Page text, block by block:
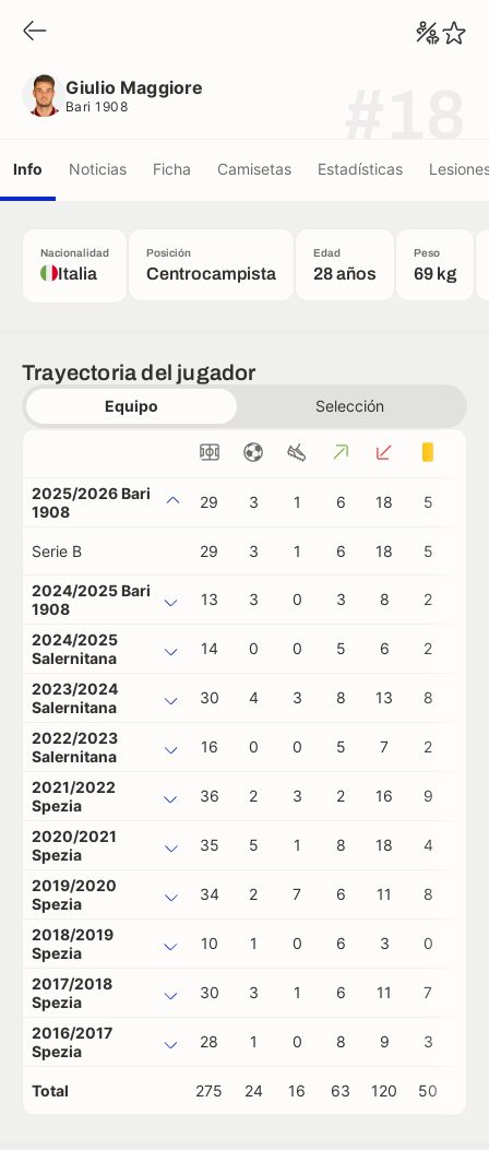
Giulio Maggiore
Bari 1908
Info Noticias Ficha Camisetas Estadísticas
Nacionalidad
Italia
Posición
Centrocampista
Edad
28 años
Peso
69 kg
Trayectoria del jugador
Equipo Selección
2025/2026 Bari
1908
29 3 1 6 18 5
Serie B 29 3 1 6 18 5
2024/2025 Bari
1908
13 3 0 3 8 2
2024/2025
Salernitana
14 0 0 5 6 2
2023/2024
Salernitana
30 4 3 8 13 8
2022/2023
Salernitana
16 0 0 5 7 2
2021/2022
Spezia
36 2 3 2 16 9
2020/2021
Spezia
35 5 1 8 18 4
2019/2020
Spezia
34 2 7 6 11 8
2018/2019
Spezia
10 1 0 6 3 0
2017/2018
Spezia
30 3 1 6 11 7
2016/2017
Spezia
28 1 0 8 9 3
Total 275 24 16 63 120 50